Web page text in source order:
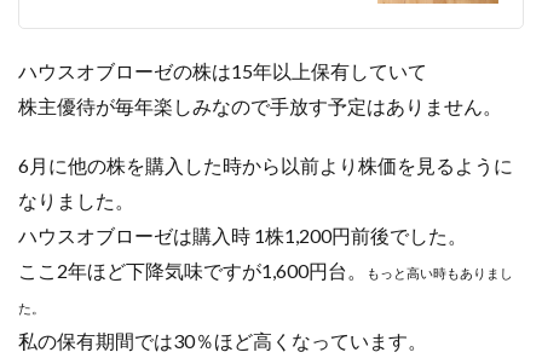
ハウスオブローゼの株は15年以上保有していて
株主優待が毎年楽しみなので手放す予定はありません。
6月に他の株を購入した時から以前より株価を見るように
なりました。
ハウスオブローゼは購入時 1株1,200円前後でした。
ここ2年ほど下降気味ですが1,600円台。
もっと高い時もありまし
た。
私の保有期間では30％ほど高くなっています。